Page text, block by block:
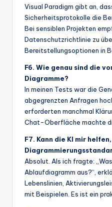
Visual Paradigm gibt an,
Sicherheitsprotokolle die
Bei sensiblen Projekten
Datenschutzrichtlinie zu
Bereitstellungsoptionen in
F6. Wie genau sind die
Diagramme?
In meinen Tests war die
abgegrenzten Anfragen
erforderten manchmal
Chat-Oberfläche machte
F7. Kann die KI mir helfen,
Absolut. Als ich fragte:
Ablaufdiagramm aus?“,
Lebenslinien,
mit Beispielen. Es ist ein